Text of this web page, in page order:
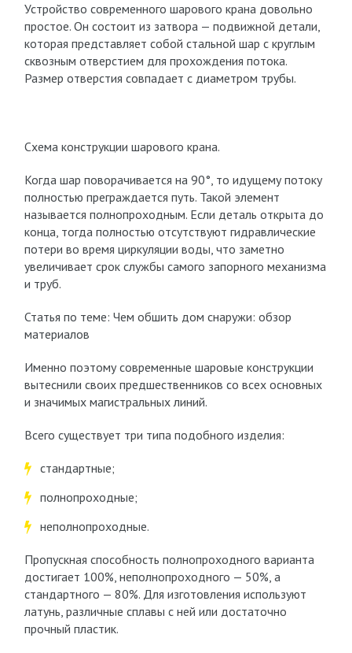
Устройство современного шарового крана довольно
простое. Он состоит из затвора — подвижной детали,
которая представляет собой стальной шар с круглым
сквозным отверстием для прохождения потока.
Размер отверстия совпадает с диаметром трубы.
Схема конструкции шарового крана.
Когда шар поворачивается на 90°, то идущему потоку
полностью преграждается путь. Такой элемент
называется полнопроходным. Если деталь открыта до
конца, тогда полностью отсутствуют гидравлические
потери во время циркуляции воды, что заметно
увеличивает срок службы самого запорного механизма
и труб.
Статья по теме: Чем обшить дом снаружи: обзор
материалов
Именно поэтому современные шаровые конструкции
вытеснили своих предшественников со всех основных
и значимых магистральных линий.
Всего существует три типа подобного изделия:
стандартные;
полнопроходные;
неполнопроходные.
Пропускная способность полнопроходного варианта
достигает 100%, неполнопроходного — 50%, а
стандартного — 80%. Для изготовления используют
латунь, различные сплавы с ней или достаточно
прочный пластик.